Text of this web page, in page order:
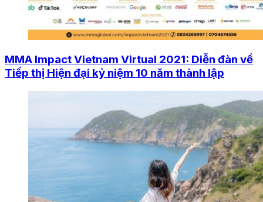
MMA Impact Vietnam Virtual 2021: Diễn đàn về
Tiếp thị Hiện đại kỷ niệm 10 năm thành lập